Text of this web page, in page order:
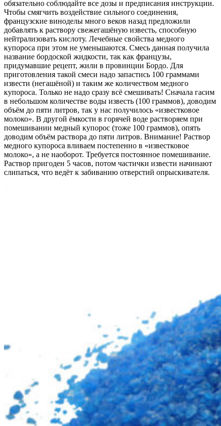
обязательно соблюдайте все дозы и предписания инструкции.
Чтобы смягчить воздействие сильного соединения,
французские виноделы много веков назад предложили
добавлять к раствору свежегашёную известь, способную
нейтрализовать кислоту. Лечебные свойства медного
купороса при этом не уменьшаются. Смесь данная получила
название бордоской жидкости, так как французы,
придумавшие рецепт, жили в провинции Бордо. Для
приготовления такой смеси надо запастись 100 граммами
извести (негашёной) и таким же количеством медного
купороса. Только не надо сразу всё смешивать! Сначала гасим
в небольшом количестве воды известь (100 граммов), доводим
объём до пяти литров, так у нас получилось «известковое
молоко». В другой ёмкости в горячей воде растворяем при
помешивании медный купорос (тоже 100 граммов), опять
доводим объём раствора до пяти литров. Внимание! Раствор
медного купороса вливаем постепенно в «известковое
молоко», а не наоборот. Требуется постоянное помешивание.
Раствор пригоден 5 часов, потом частички извести начинают
слипаться, что ведёт к забиванию отверстий опрыскивателя.